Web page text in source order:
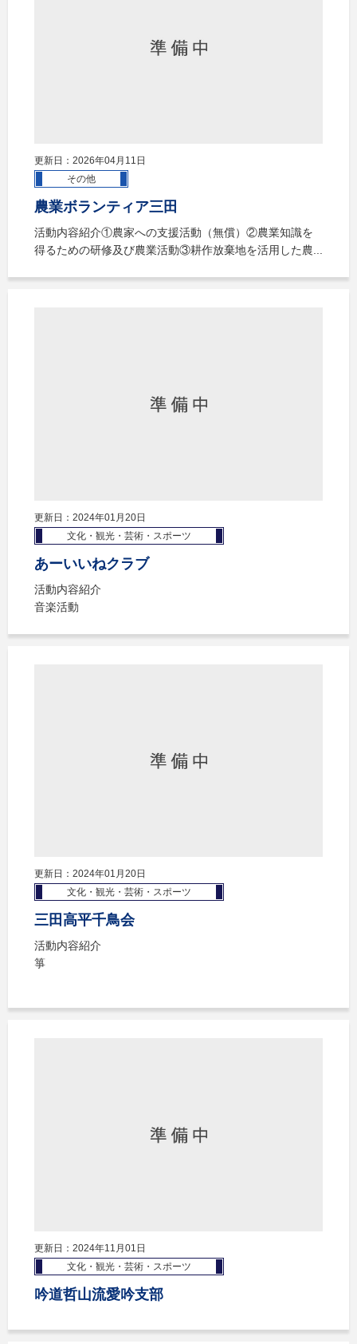
更新日：2026年04月11日
その他
農業ボランティア三田
活動内容紹介①農家への支援活動（無償）②農業知識を
得るための研修及び農業活動③耕作放棄地を活用した農...
更新日：2024年01月20日
文化・観光・芸術・スポーツ
あーいいねクラブ
活動内容紹介
音楽活動
更新日：2024年01月20日
文化・観光・芸術・スポーツ
三田高平千鳥会
活動内容紹介
箏
更新日：2024年11月01日
文化・観光・芸術・スポーツ
吟道哲山流愛吟支部